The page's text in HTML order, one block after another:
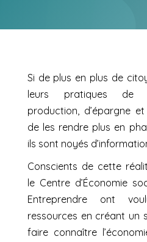
Si de plus en plus de
leurs pratiques de
production, d’épargne
de les rendre plus en
ils sont noyés
Conscients de cette
le Centre d’Économie
Entreprendre ont
ressources en créant un
faire connaître